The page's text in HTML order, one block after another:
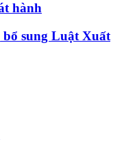
hành
sung Luật Xuất